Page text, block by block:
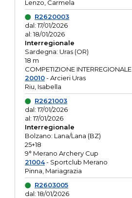
Lenzo, Carmela
R2620003
dal: 17/01/2026
al: 18/01/2026
Interregionale
Sardegna: Uras (OR)
18 m
COMPETIZIONE INTERREGIONALE
20010- Arcieri Uras
Riu, Isabella
R2621003
dal: 17/01/2026
al: 17/01/2026
Interregionale
Bolzano: Lana/Lana (BZ)
25+18
9° Merano Archery Cup
21004- Sportclub Merano
Pinna, Mariagrazia
R2603005
dal: 18/01/2026